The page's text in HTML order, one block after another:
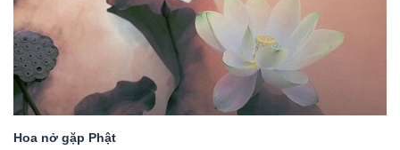
Hoa nở gặp Phật